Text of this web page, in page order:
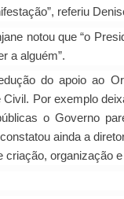
referiu
notou que “o
a alguém”.
do apoio ao
Civil. Por exemplo
o Governo
ainda a
criação, organização